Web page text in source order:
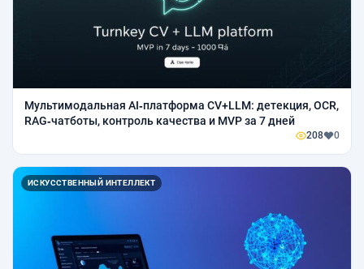
Мультимодальная AI‑платформа CV+LLM: детекция, OCR,
RAG‑чатботы, контроль качества и MVP за 7 дней
208 0
ИСКУССТВЕННЫЙ ИНТЕЛЛЕКТ